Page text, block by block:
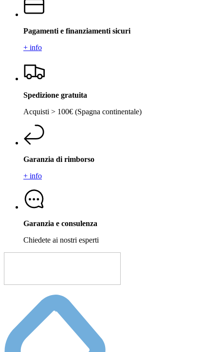
Pagamenti e finanziamenti sicuri
+ info
Spedizione gratuita
Acquisti > 100€ (Spagna continentale)
Garanzia di rimborso
+ info
Garanzia e consulenza
Chiedete ai nostri esperti